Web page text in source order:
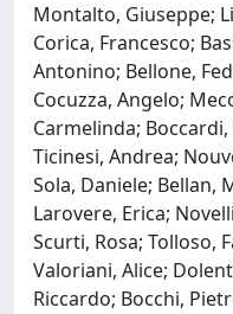
Montalto, Giuseppe;
Corica, Francesco;
Antonino; Bellone,
Cocuzza, Angelo;
Carmelinda;
Ticinesi, Andrea;
Sola, Daniele; Bellan,
Larovere, Erica;
Scurti, Rosa; Tolloso,
Valoriani, Alice;
Riccardo; Bocchi,